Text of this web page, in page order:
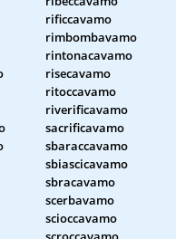
rificcavamo
rimbombavamo
rintonacavamo
risecavamo
ritoccavamo
riverificavamo
sacrificavamo
sbaraccavamo
sbiascicavamo
sbracavamo
scerbavamo
scioccavamo